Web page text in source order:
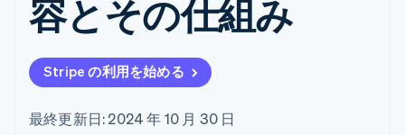
ソリューショ
ン
Payment links
不要の決済ペ
ージ
Checkout
構築済み決済
UI
Elements
サブスクリ
プションの
1 回限りまた
は継続
Tax
VAT の自動
エージェンティックコマ
ース
E コマース / ECサイト
埋込型金融
請求・財務関連
グローバルビジネス
マーケットプレイス
オンライン決済を受け付
け
構築済みの決済を実装
プラットフォームまたは
築する
サポートに問い合わせる
管理サポートプラン
プロフェッショナルサー
ビス
容とその仕組み
Stripe の利用を始める
最終更新日: 2024 年 10 月 30 日